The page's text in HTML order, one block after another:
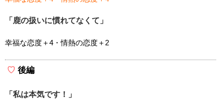
「鹿の扱いに慣れてなくて」
幸福な恋度＋4・情熱の恋度＋2
後編
「私は本気です！」